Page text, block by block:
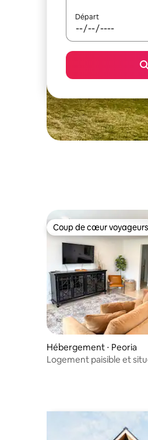
Départ
Coup de cœur voyageurs
Coup de cœur voyageurs
Hébergement ⋅ Peoria
Logement paisible et